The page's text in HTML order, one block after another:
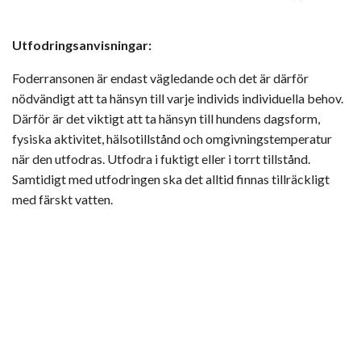
Utfodringsanvisningar:
Foderransonen är endast vägledande och det är därför
nödvändigt att ta hänsyn till varje individs individuella behov.
Därför är det viktigt att ta hänsyn till hundens dagsform,
fysiska aktivitet, hälsotillstånd och omgivningstemperatur
när den utfodras. Utfodra i fuktigt eller i torrt tillstånd.
Samtidigt med utfodringen ska det alltid finnas tillräckligt
med färskt vatten.